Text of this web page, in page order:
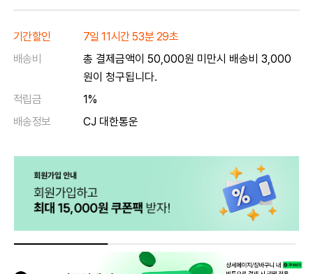
기간할인
7일 11시간 53분 29초
배송비
총 결제금액이 50,000원 미만시 배송비 3,000
원이 청구됩니다.
적립금
1%
배송정보
CJ 대한통운